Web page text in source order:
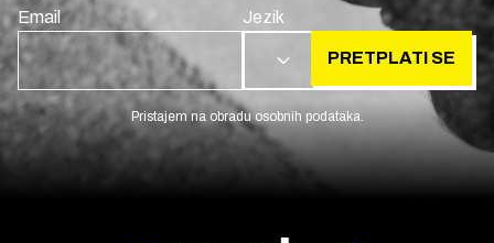
Email Jezik
HR PRETPLATI SE
Pristajem na obradu osobnih podataka.